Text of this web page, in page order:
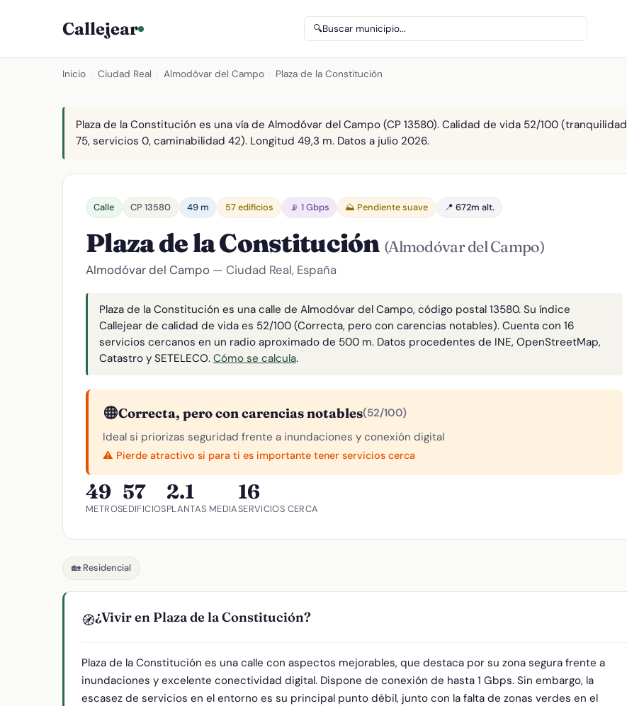
Callejear 🔍Buscar municipio...
Inicio Ciudad Real Almodóvar del Campo Plaza de la Constitución
Plaza de la Constitución es una vía de Almodóvar del Campo (CP 13580). Calidad de vida 52/100 (tranquilidad
75, servicios 0, caminabilidad 42). Longitud 49,3 m. Datos a julio 2026.
Calle CP 13580 49 m 57 edificios 📡 1 Gbps ⛰️ Pendiente suave 📍 672m alt.
Plaza de la Constitución (Almodóvar del Campo)
Almodóvar del Campo — Ciudad Real, España
Plaza de la Constitución es una calle de Almodóvar del Campo, código postal 13580. Su índice
Callejear de calidad de vida es 52/100 (Correcta, pero con carencias notables). Cuenta con 16
servicios cercanos en un radio aproximado de 500 m. Datos procedentes de INE, OpenStreetMap,
Catastro y SETELECO. Cómo se calcula.
🟠Correcta, pero con carencias notables(52/100)
Ideal si priorizas seguridad frente a inundaciones y conexión digital
⚠️ Pierde atractivo si para ti es importante tener servicios cerca
49
METROS
57
EDIFICIOS
2.1
PLANTAS MEDIA
16
SERVICIOS CERCA
🏡 Residencial
🧭¿Vivir en Plaza de la Constitución?
Plaza de la Constitución es una calle con aspectos mejorables, que destaca por su zona segura frente a
inundaciones y excelente conectividad digital. Dispone de conexión de hasta 1 Gbps. Sin embargo, la
escasez de servicios en el entorno es su principal punto débil, junto con la falta de zonas verdes en el